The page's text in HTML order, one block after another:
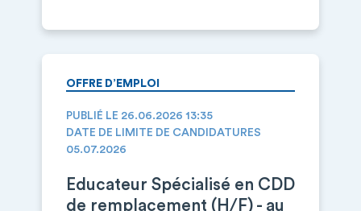
OFFRE D’EMPLOI
PUBLIÉ LE 26.06.2026 13:35
DATE DE LIMITE DE CANDIDATURES
05.07.2026
Educateur Spécialisé en CDD
de remplacement (H/F) - au